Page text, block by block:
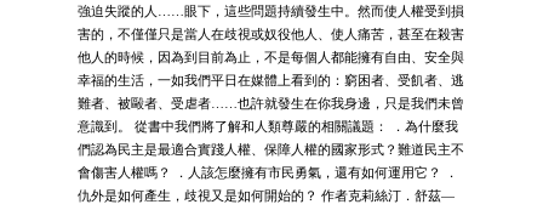
強迫失蹤的人……眼下，這些問題持續發生中。然而使人權受到損
害的，不僅僅只是當人在歧視或奴役他人、使人痛苦，甚至在殺害
他人的時候，因為到目前為止，不是每個人都能擁有自由、安全與
幸福的生活，一如我們平日在媒體上看到的：窮困者、受飢者、逃
難者、被毆者、受虐者……也許就發生在你我身邊，只是我們未曾
意識到。 從書中我們將了解和人類尊嚴的相關議題： ．為什麼我
們認為民主是最適合實踐人權、保障人權的國家形式？難道民主不
會傷害人權嗎？ ．人該怎麼擁有市民勇氣，還有如何運用它？ ．
仇外是如何產生，歧視又是如何開始的？ 作者克莉絲汀．舒茲—